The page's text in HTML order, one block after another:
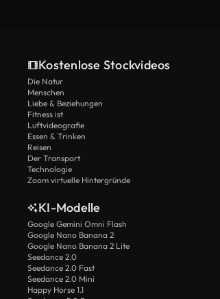
Kostenlose Stockvideos
Die Natur
Menschen
Liebe & Beziehungen
Fitness ist
Luftvideografie
Essen & Trinken
Reisen
Der Transport
Technologie
Zoom virtuelle Hintergründe
KI-Modelle
Google Gemini Omni Flash
Google Nano Banana 2
Google Nano Banana 2 Lite
Seedance 2.0
Seedance 2.0 Fast
Seedance 2.0 Mini
Happy Horse 1.1